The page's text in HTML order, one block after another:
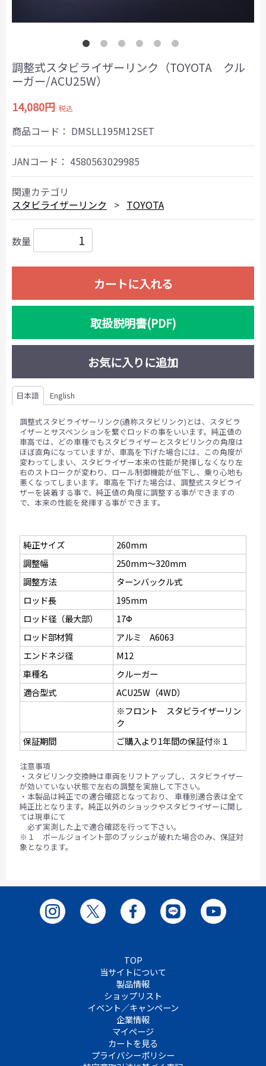
調整式スタビライザーリンク（TOYOTA クル
ーガー/ACU25W）
14,080円 税込
商品コード： DMSLL195M12SET
JANコード： 4580563029985
関連カテゴリ
スタビライザーリンク
TOYOTA
数量
カートに入れる
取扱説明書(PDF)
お気に入りに追加
日本語 English
調整式スタビライザーリンク(通称スタビリンク)とは、スタビラ
イザーとサスペンションを繋ぐロッドの事をいいます。純正値の
車高では、どの車種でもスタビライザーとスタビリンクの角度は
ほぼ直角になっていますが、車高を下げた場合には、この角度が
変わってしまい、スタビライザー本来の性能が発揮しなくなり左
右のストロークが変わり、ロール制御機能が低下し、乗り心地も
悪くなってしまいます。車高を下げた場合は、調整式スタビライ
ザーを装着する事で、純正値の角度に調整する事ができますの
で、本来の性能を発揮する事ができます。
純正サイズ
260mm
調整幅
250mm〜320mm
調整方法
ターンバックル式
ロッド長
195mm
ロッド径（最大部）
17Ф
ロッド部材質
アルミ A6063
エンドネジ径
M12
車種名
クルーガー
適合型式
ACU25W（4WD）
※フロント スタビライザーリン
ク
保証期間
ご購入より1年間の保証付※１
注意事項
・スタビリンク交換時は車両をリフトアップし、スタビライザー
が効いていない状態で左右の調整を実施して下さい。
・本製品は純正での適合確認となっており、 車種別適合表は全て
純正比となります。純正以外のショックやスタビライザーに関し
ては現車にて
必ず実測した上で適合確認を行って下さい。
※１ ボールジョイント部のブッシュが破れた場合のみ、保証対
象となります。
TOP
当サイトについて
製品情報
ショップリスト
イベント／キャンペーン
企業情報
マイページ
カートを見る
プライバシーポリシー